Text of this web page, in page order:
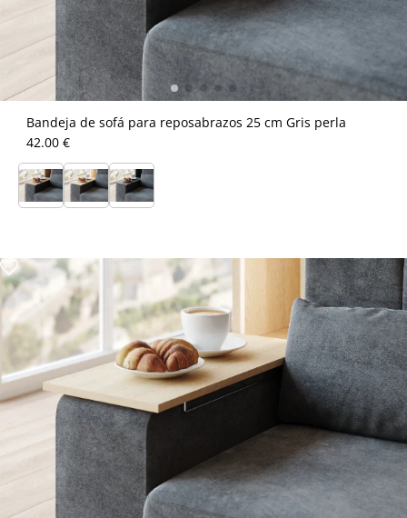
Bandeja de sofá para reposabrazos 25 cm Gris perla
42.00 €